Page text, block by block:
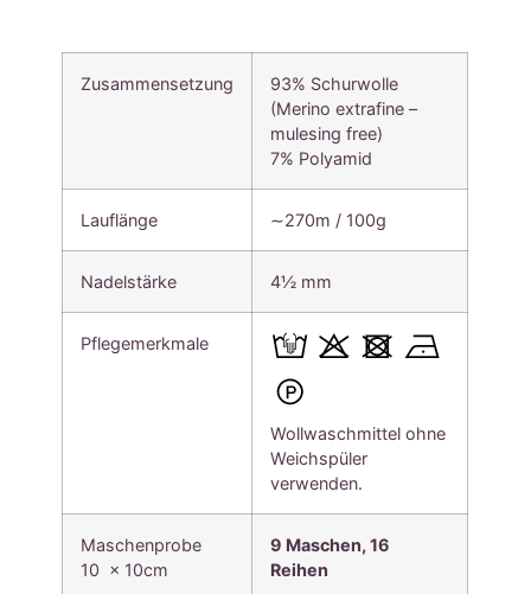
Zusammensetzung
93% Schurwolle
(Merino extrafine –
mulesing free)
7% Polyamid
Lauflänge ∼270m / 100g
Nadelstärke 4½ mm
Pflegemerkmale
Wollwaschmittel ohne
Weichspüler
verwenden.
Maschenprobe
10 x 10cm
9 Maschen, 16
Reihen